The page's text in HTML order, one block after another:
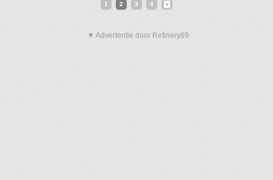
1 2 3 4
▼ Advertentie door Refinery89